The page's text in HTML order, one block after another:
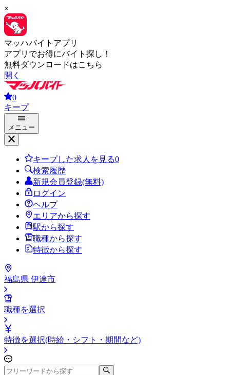
×
マッハバイトアプリ
アプリでお得にバイト探し！
無料ダウンロードはこちら
開く
0
キープ
メニュー
キープした求人を見る0
検索履歴
新規会員登録(無料)
ログイン
ヘルプ
エリアから探す
駅から探す
職種から探す
特徴から探す
福島県 伊達市
職種を選択
特徴を選択(時給・シフト・期間など)